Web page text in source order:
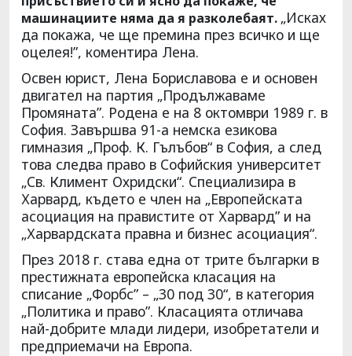
машинациите няма да я разколебаят. „Исках
да покажа, че ще премина през всичко и ще
оцелея!”, коментира Лена.
Освен юрист, Лена Бориславова е и основен
двигател на партия „Продължаваме
Промяната”. Родена е на 8 октомври 1989 г. в
София. Завършва 91-а немска езикова
гимназия „Проф. К. Гълъбов“ в София, а след
това следва право в Софийския университет
„Св. Климент Охридски“. Специализира в
Харвард, където е член на „Европейската
асоциация на правистите от Харвард” и на
„Харвардската правна и бизнес асоциация“.
През 2018 г. става една от трите българки в
престижната европейска класация на
списание „Форбс” – „30 под 30“, в категория
„Политика и право”. Класацията отличава
най-добрите млади лидери, изобретатели и
предприемачи на Европа.